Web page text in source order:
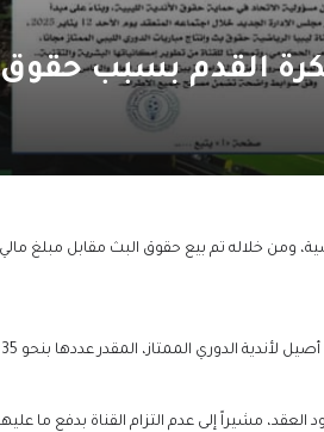
القدم بسبب
ومن خلاله تم بيع حقوق البث مقابل مبلغ
الدوري الممتاز، المقدر عددها بنحو 35 نادياً.
العقد، مشيراً إلى عدم التزام القناة بدفع ما